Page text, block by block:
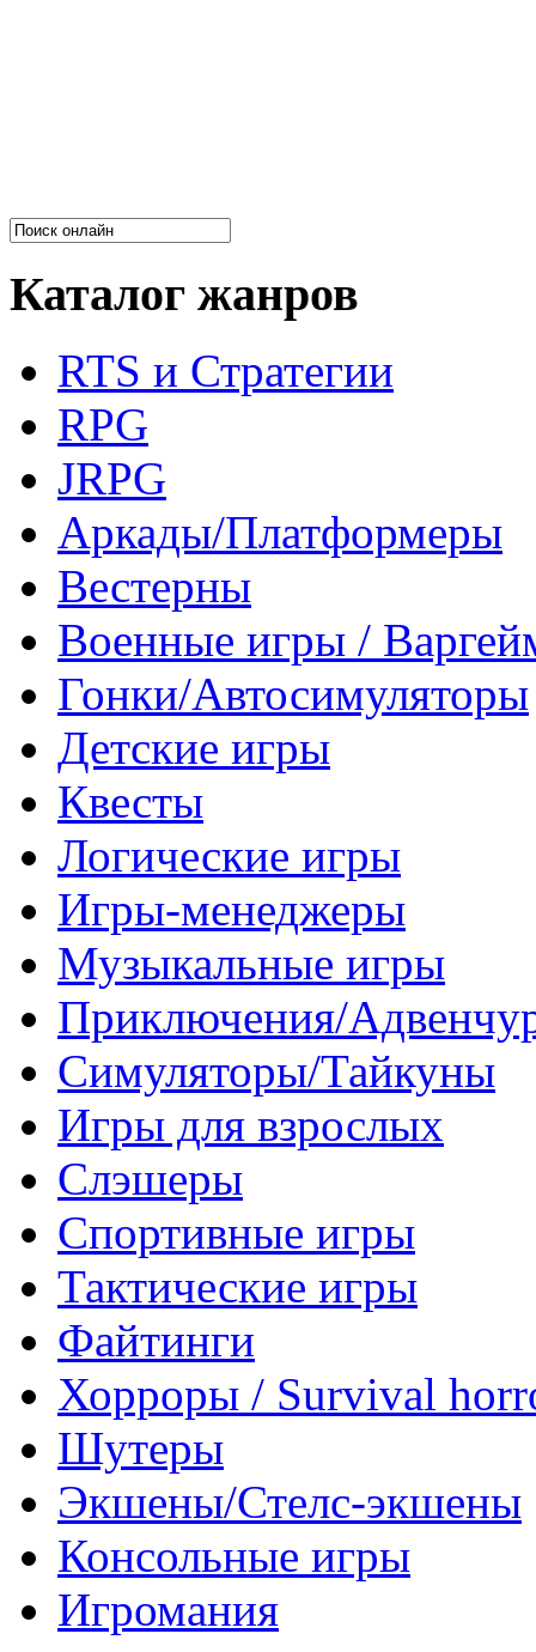
Каталог жанров
RTS и Стратегии
RPG
JRPG
Аркады/Платформеры
Вестерны
Военные игры /
Гонки/Автосимуляторы
Детские игры
Квесты
Логические игры
Игры-менеджеры
Музыкальные игры
Приключения/
Симуляторы/Тайкуны
Игры для взрослых
Слэшеры
Спортивные игры
Тактические игры
Файтинги
Хорроры / Survival
Шутеры
Экшены/Стелс-экшены
Консольные игры
Игромания